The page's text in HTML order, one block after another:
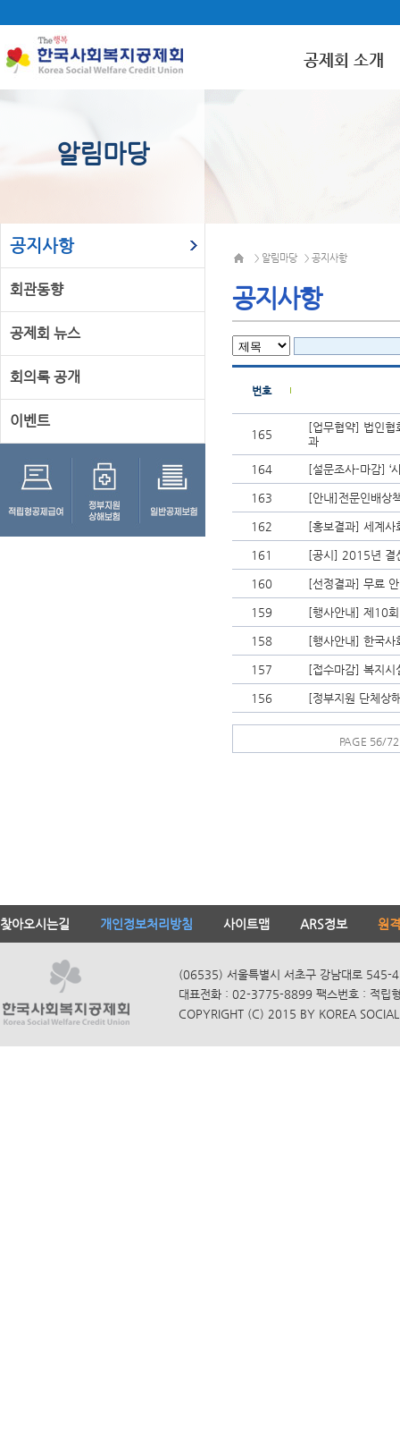
공제회 소개
알림마당
공지사항
회관동향
공제회 뉴스
회의록 공개
이벤트
> 알림마당 > 공지사항
공지사항
번호
165
[업무협약] 법인
과
164 [설문조사-마감] ‘
163 [안내]전문인배상
162 [홍보결과] 세계사
161 [공시] 2015년 결
160 [선정결과] 무료
159 [행사안내] 제10
158 [행사안내] 한국사
157 [접수마감] 복지시
156 [정부지원 단체상
PAGE 56/72
찾아오시는길 개인정보처리방침 사이트맵 ARS정보 원
(06535) 서울특별시 서초구 강남대로 545-
대표전화 : 02-3775-8899 팩스번호 : 적립
COPYRIGHT (C) 2015 BY KOREA SOCIAL